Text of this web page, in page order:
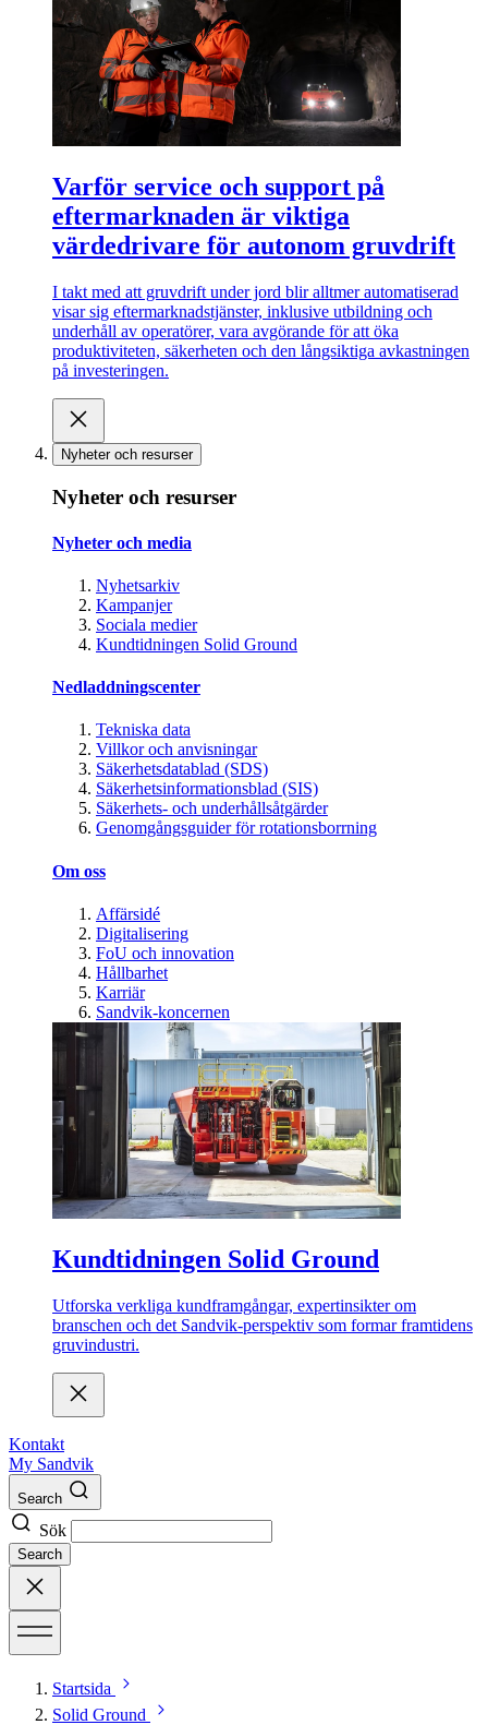
Varför service och support på
eftermarknaden är viktiga
värdedrivare för autonom gruvdrift
I takt med att gruvdrift under jord blir alltmer automatiserad
visar sig eftermarknadstjänster, inklusive utbildning och
underhåll av operatörer, vara avgörande för att öka
produktiviteten, säkerheten och den långsiktiga avkastningen
på investeringen.
Nyheter och resurser
Nyheter och resurser
Nyheter och media
Nyhetsarkiv
Kampanjer
Sociala medier
Kundtidningen Solid Ground
Nedladdningscenter
Tekniska data
Villkor och anvisningar
Säkerhetsdatablad (SDS)
Säkerhetsinformationsblad (SIS)
Säkerhets- och underhållsåtgärder
Genomgångsguider för rotationsborrning
Om oss
Affärsidé
Digitalisering
FoU och innovation
Hållbarhet
Karriär
Sandvik-koncernen
Kundtidningen Solid Ground
Utforska verkliga kundframgångar, expertinsikter om
branschen och det Sandvik-perspektiv som formar framtidens
gruvindustri.
Kontakt
My Sandvik
Search
Sök
Search
Startsida
Solid Ground